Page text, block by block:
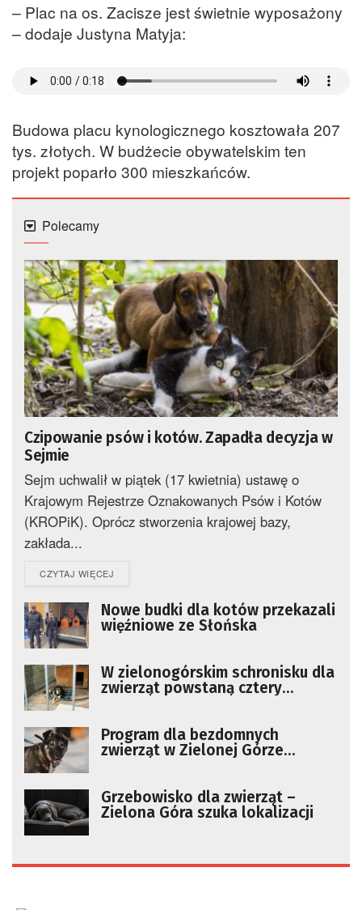
– Plac na os. Zacisze jest świetnie wyposażony
– dodaje Justyna Matyja:
Budowa placu kynologicznego kosztowała 207
tys. złotych. W budżecie obywatelskim ten
projekt poparło 300 mieszkańców.
Polecamy
Czipowanie psów i kotów. Zapadła decyzja w
Sejmie
Sejm uchwalił w piątek (17 kwietnia) ustawę o
Krajowym Rejestrze Oznakowanych Psów i Kotów
(KROPiK). Oprócz stworzenia krajowej bazy,
zakłada...
CZYTAJ WIĘCEJ
Nowe budki dla kotów przekazali
więźniowe ze Słońska
W zielonogórskim schronisku dla
zwierząt powstaną cztery
Program dla bezdomnych
zwierząt w Zielonej Górze
Grzebowisko dla zwierząt –
Zielona Góra szuka lokalizacji